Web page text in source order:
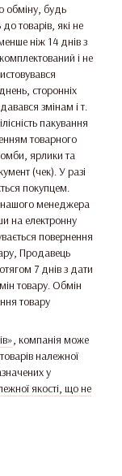
обміну, будь
товарів, які не
ніж 14 днів з
і не
сторонніх
змінам і т.
пакування
товарного
ярлики та
(чек). У разі
покупцем.
менеджера
на електронну
повернення
Продавець
7 днів з дати
товару. Обмін
товару
, компанія може
належної
у
якості, що не